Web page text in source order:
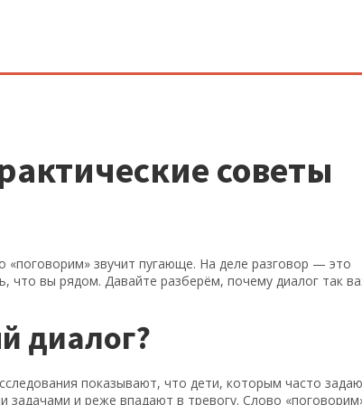
советы
звучит пугающе. На деле разговор — это
что вы рядом. Давайте разберём, почему диалог так
диалог?
показывают, что дети, которым часто
и реже впадают в тревогу. Слово